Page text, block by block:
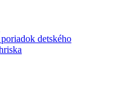
detského